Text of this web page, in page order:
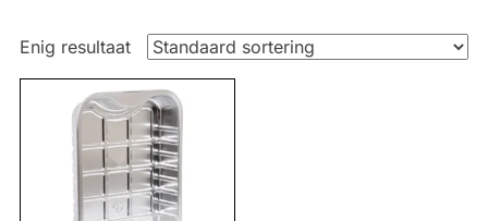
Enig resultaat